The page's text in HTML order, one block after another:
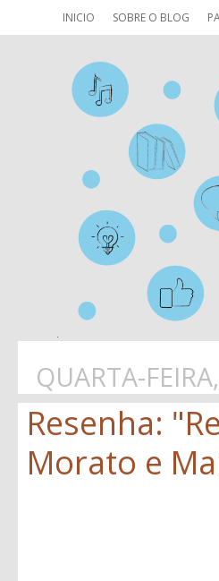
INICIO SOBRE O BLOG
QUARTA-
Resenha:
Morato e